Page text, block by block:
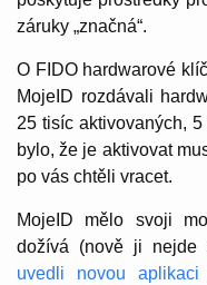
záruky „značná“.
O FIDO hardwarové
MojeID rozdávali
25 tisíc aktivovaných,
bylo, že je aktivovat
po vás chtěli vracet.
MojeID mělo svoji
dožívá (nově ji nejde
uvedli novou